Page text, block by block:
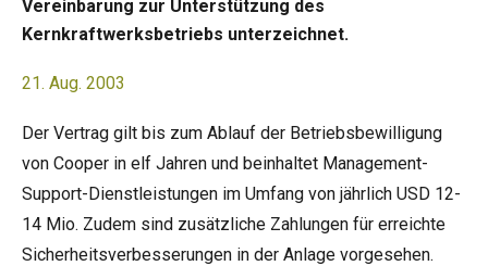
Vereinbarung zur Unterstützung des
Kernkraftwerksbetriebs unterzeichnet.
21. Aug. 2003
Der Vertrag gilt bis zum Ablauf der Betriebsbewilligung
von Cooper in elf Jahren und beinhaltet Management-
Support-Dienstleistungen im Umfang von jährlich USD 12-
14 Mio. Zudem sind zusätzliche Zahlungen für erreichte
Sicherheitsverbesserungen in der Anlage vorgesehen.